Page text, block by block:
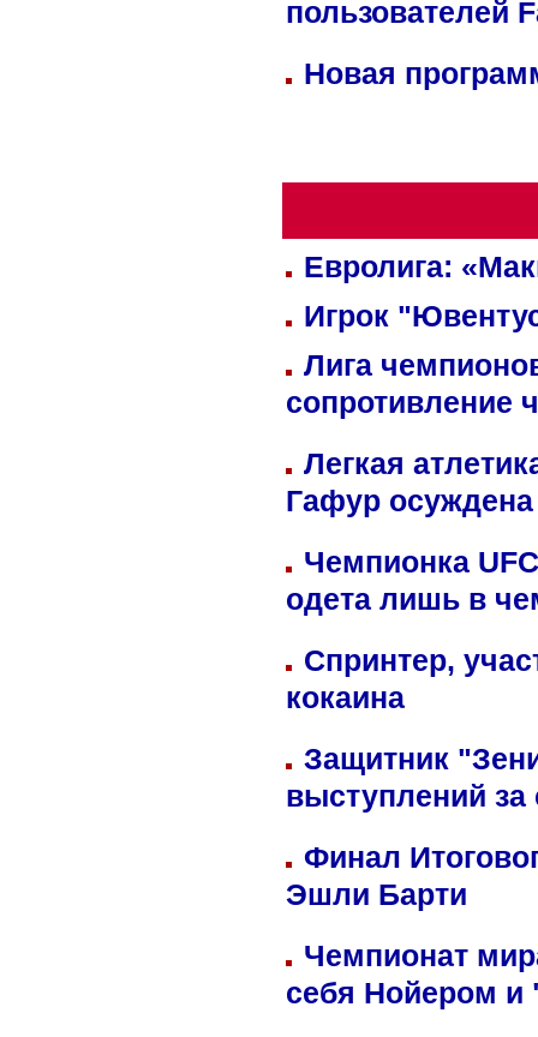
пользователей
Новая
Евролига:
Игрок
Лига
сопротивление
Легкая
Гафур осуждена
Чемпионка
одета лишь в
Спринтер,
кокаина
Защитник
выступлений
Финал
Эшли Барти
Чемпионат
себя Нойером и